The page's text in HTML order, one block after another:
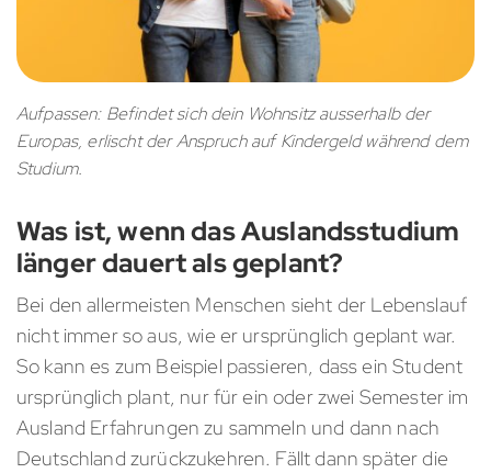
Aufpassen: Befindet sich dein Wohnsitz ausserhalb der
Europas, erlischt der Anspruch auf Kindergeld während dem
Studium.
Was ist, wenn das Auslandsstudium
länger dauert als geplant?
Bei den allermeisten Menschen sieht der Lebenslauf
nicht immer so aus, wie er ursprünglich geplant war.
So kann es zum Beispiel passieren, dass ein Student
ursprünglich plant, nur für ein oder zwei Semester im
Ausland Erfahrungen zu sammeln und dann nach
Deutschland zurückzukehren. Fällt dann später die